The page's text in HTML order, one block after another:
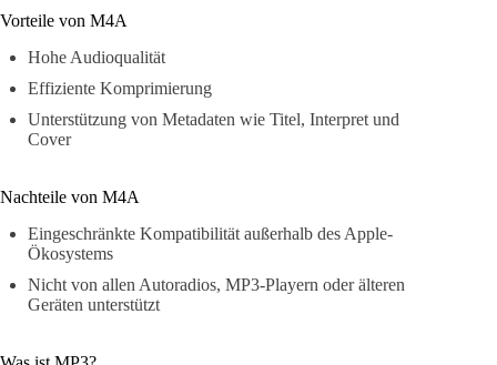
Vorteile von M4A
Hohe Audioqualität
Effiziente Komprimierung
Unterstützung von Metadaten wie Titel, Interpret und
Cover
Nachteile von M4A
Eingeschränkte Kompatibilität außerhalb des Apple-
Ökosystems
Nicht von allen Autoradios, MP3-Playern oder älteren
Geräten unterstützt